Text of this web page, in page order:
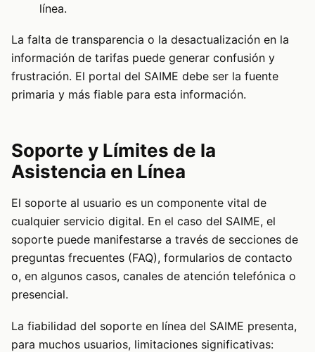
línea.
La falta de transparencia o la desactualización en la
información de tarifas puede generar confusión y
frustración. El portal del SAIME debe ser la fuente
primaria y más fiable para esta información.
Soporte y Límites de la
Asistencia en Línea
El soporte al usuario es un componente vital de
cualquier servicio digital. En el caso del SAIME, el
soporte puede manifestarse a través de secciones de
preguntas frecuentes (FAQ), formularios de contacto
o, en algunos casos, canales de atención telefónica o
presencial.
La fiabilidad del soporte en línea del SAIME presenta,
para muchos usuarios, limitaciones significativas: